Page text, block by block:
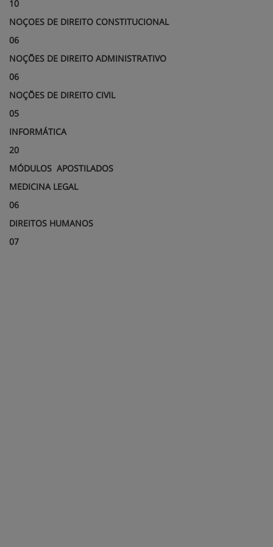
10
NOÇOES DE DIREITO CONSTITUCIONAL
06
NOÇÕES DE DIREITO ADMINISTRATIVO
06
NOÇÕES DE DIREITO CIVIL
05
INFORMÁTICA
20
MÓDULOS APOSTILADOS
MEDICINA LEGAL
06
DIREITOS HUMANOS
07